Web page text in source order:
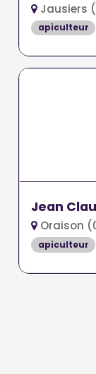
Jausiers
apiculteur
Jean
Oraison
apiculteur